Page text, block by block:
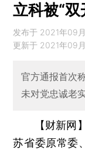
立科被“
发布于 2021年09
更新于 2021年09
官方通报首次
未对党忠诚老
【财新网
苏省委原常委